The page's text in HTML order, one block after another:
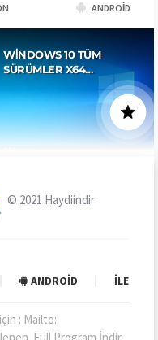
ANDROID
WINDOWS 10 TÜM
SÜRÜMLER X64…
© 2021 Haydiindir
ANDROID İLETIŞIM
: Mailto: